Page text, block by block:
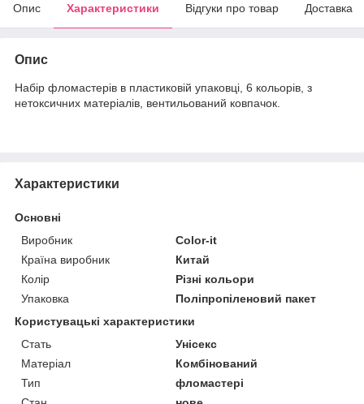
Опис Характеристики Відгуки про товар Доставка
Опис
Набір фломастерів в пластиковій упаковці, 6 кольорів, з
нетоксичних матеріалів, вентильований ковпачок.
Характеристики
Основні
Виробник
Color-it
Країна виробник
Китай
Колір
Різні кольори
Упаковка
Поліпропіленовий пакет
Користувацькі характеристики
Стать
Унісекс
Матеріал
Комбінований
Тип
фломастері